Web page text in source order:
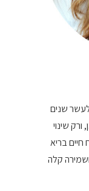
שנים
שינוי
בריא
קלה